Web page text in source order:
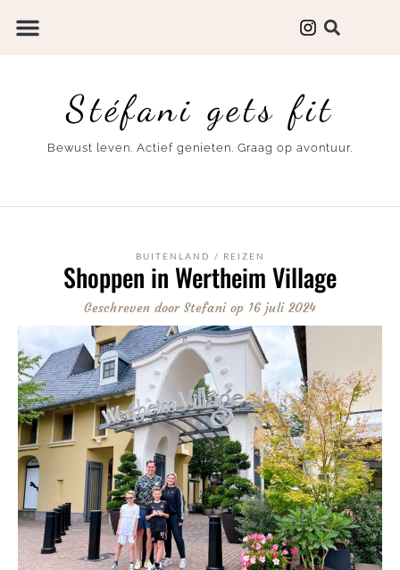
Stéfani gets fit
Bewust leven. Actief genieten. Graag op avontuur.
BUITENLAND / REIZEN
Shoppen in Wertheim Village
Geschreven doorStefani op 16 juli 2024